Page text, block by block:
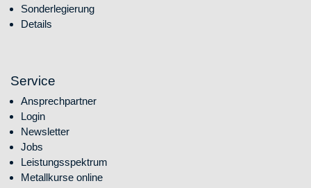
Sonderlegierung
Details
Service
Navigation überspringen
Ansprechpartner
Login
Newsletter
Jobs
Leistungsspektrum
Metallkurse online